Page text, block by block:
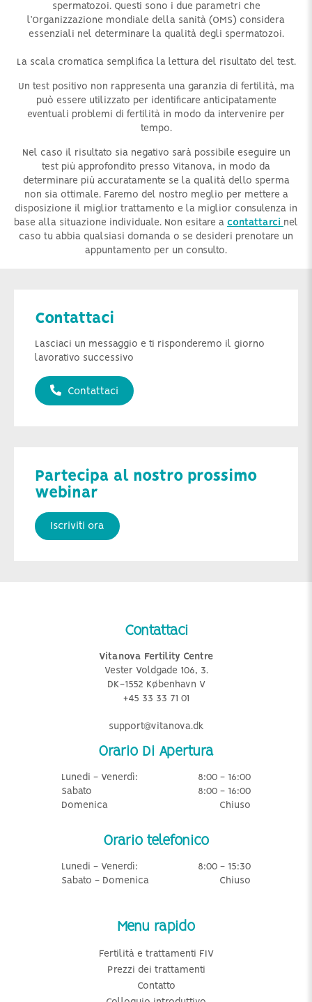
spermatozoi. Questi sono i due parametri che
l’Organizzazione mondiale della sanità (OMS) considera
essenziali nel determinare la qualità degli spermatozoi.
La scala cromatica semplifica la lettura del risultato del test.
Un test positivo non rappresenta una garanzia di fertilità, ma
può essere utilizzato per identificare anticipatamente
eventuali problemi di fertilità in modo da intervenire per
tempo.
Nel caso il risultato sia negativo sarà possibile eseguire un
test più approfondito presso Vitanova, in modo da
determinare più accuratamente se la qualità dello sperma
non sia ottimale. Faremo del nostro meglio per mettere a
disposizione il miglior trattamento e la miglior consulenza in
base alla situazione individuale. Non esitare a contattarci nel
caso tu abbia qualsiasi domanda o se desideri prenotare un
appuntamento per un consulto.
Contattaci
Lasciaci un messaggio e ti risponderemo il giorno
lavorativo successivo
Contattaci
Partecipa al nostro prossimo
webinar
Iscriviti ora
Contattaci
Vitanova Fertility Centre
Vester Voldgade 106, 3.
DK-1552 København V
+45 33 33 71 01
support@vitanova.dk
Orario Di Apertura
Lunedi - Venerdì:
8:00 - 16:00
Sabato
8:00 - 16:00
Domenica
Chiuso
Orario telefonico
Lunedi - Venerdì:
8:00 - 15:30
Sabato - Domenica
Chiuso
Menu rapido
Fertilità e trattamenti FIV
Prezzi dei trattamenti
Contatto